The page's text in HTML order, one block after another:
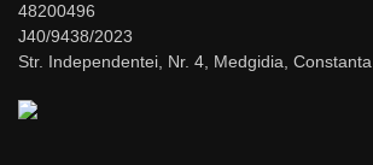
48200496
J40/9438/2023
Str. Independentei, Nr. 4, Medgidia, Constanta